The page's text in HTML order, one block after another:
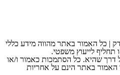
| כל האמור באתר מהווה מידע כללי
תחליף לייעוץ משפטי.
שהיא. כל הסתמכות כאמור ו/או
באתר הינם על אחריות